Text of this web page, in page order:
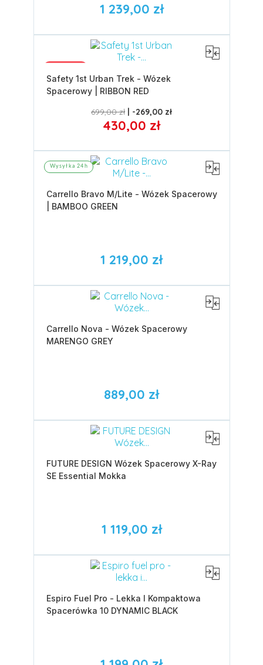
1 239,00 zł
Safety 1st Urban Trek - Wózek
Spacerowy | RIBBON RED
699,00 zł -269,00 zł
430,00 zł
Wysyłka 24h
Carrello Bravo M/Lite - Wózek Spacerowy
| BAMBOO GREEN
1 219,00 zł
Carrello Nova - Wózek Spacerowy
MARENGO GREY
889,00 zł
FUTURE DESIGN Wózek Spacerowy X-Ray
SE Essential Mokka
1 119,00 zł
Espiro Fuel Pro - Lekka I Kompaktowa
Spacerówka 10 DYNAMIC BLACK